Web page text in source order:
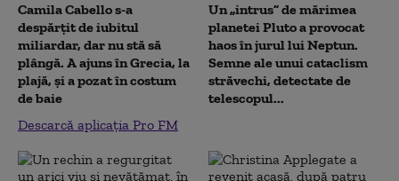
Camila Cabello s-a
despărțit de iubitul
miliardar, dar nu stă să
plângă. A ajuns în Grecia, la
plajă, și a pozat în costum
de baie
Descarcă aplicația Pro FM
Un „intrus” de mărimea
planetei Pluto a provocat
haos în jurul lui Neptun.
Semne ale unui cataclism
străvechi, detectate de
telescopul...